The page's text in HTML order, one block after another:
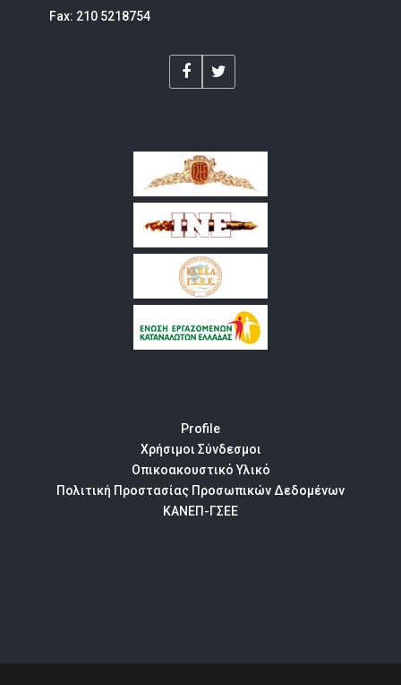
Fax: 210 5218754
Profile
Χρήσιμοι Σύνδεσμοι
Οπικοακουστικό Υλικό
Πολιτική Προστασίας Προσωπικών Δεδομένων
ΚΑΝΕΠ-ΓΣΕΕ